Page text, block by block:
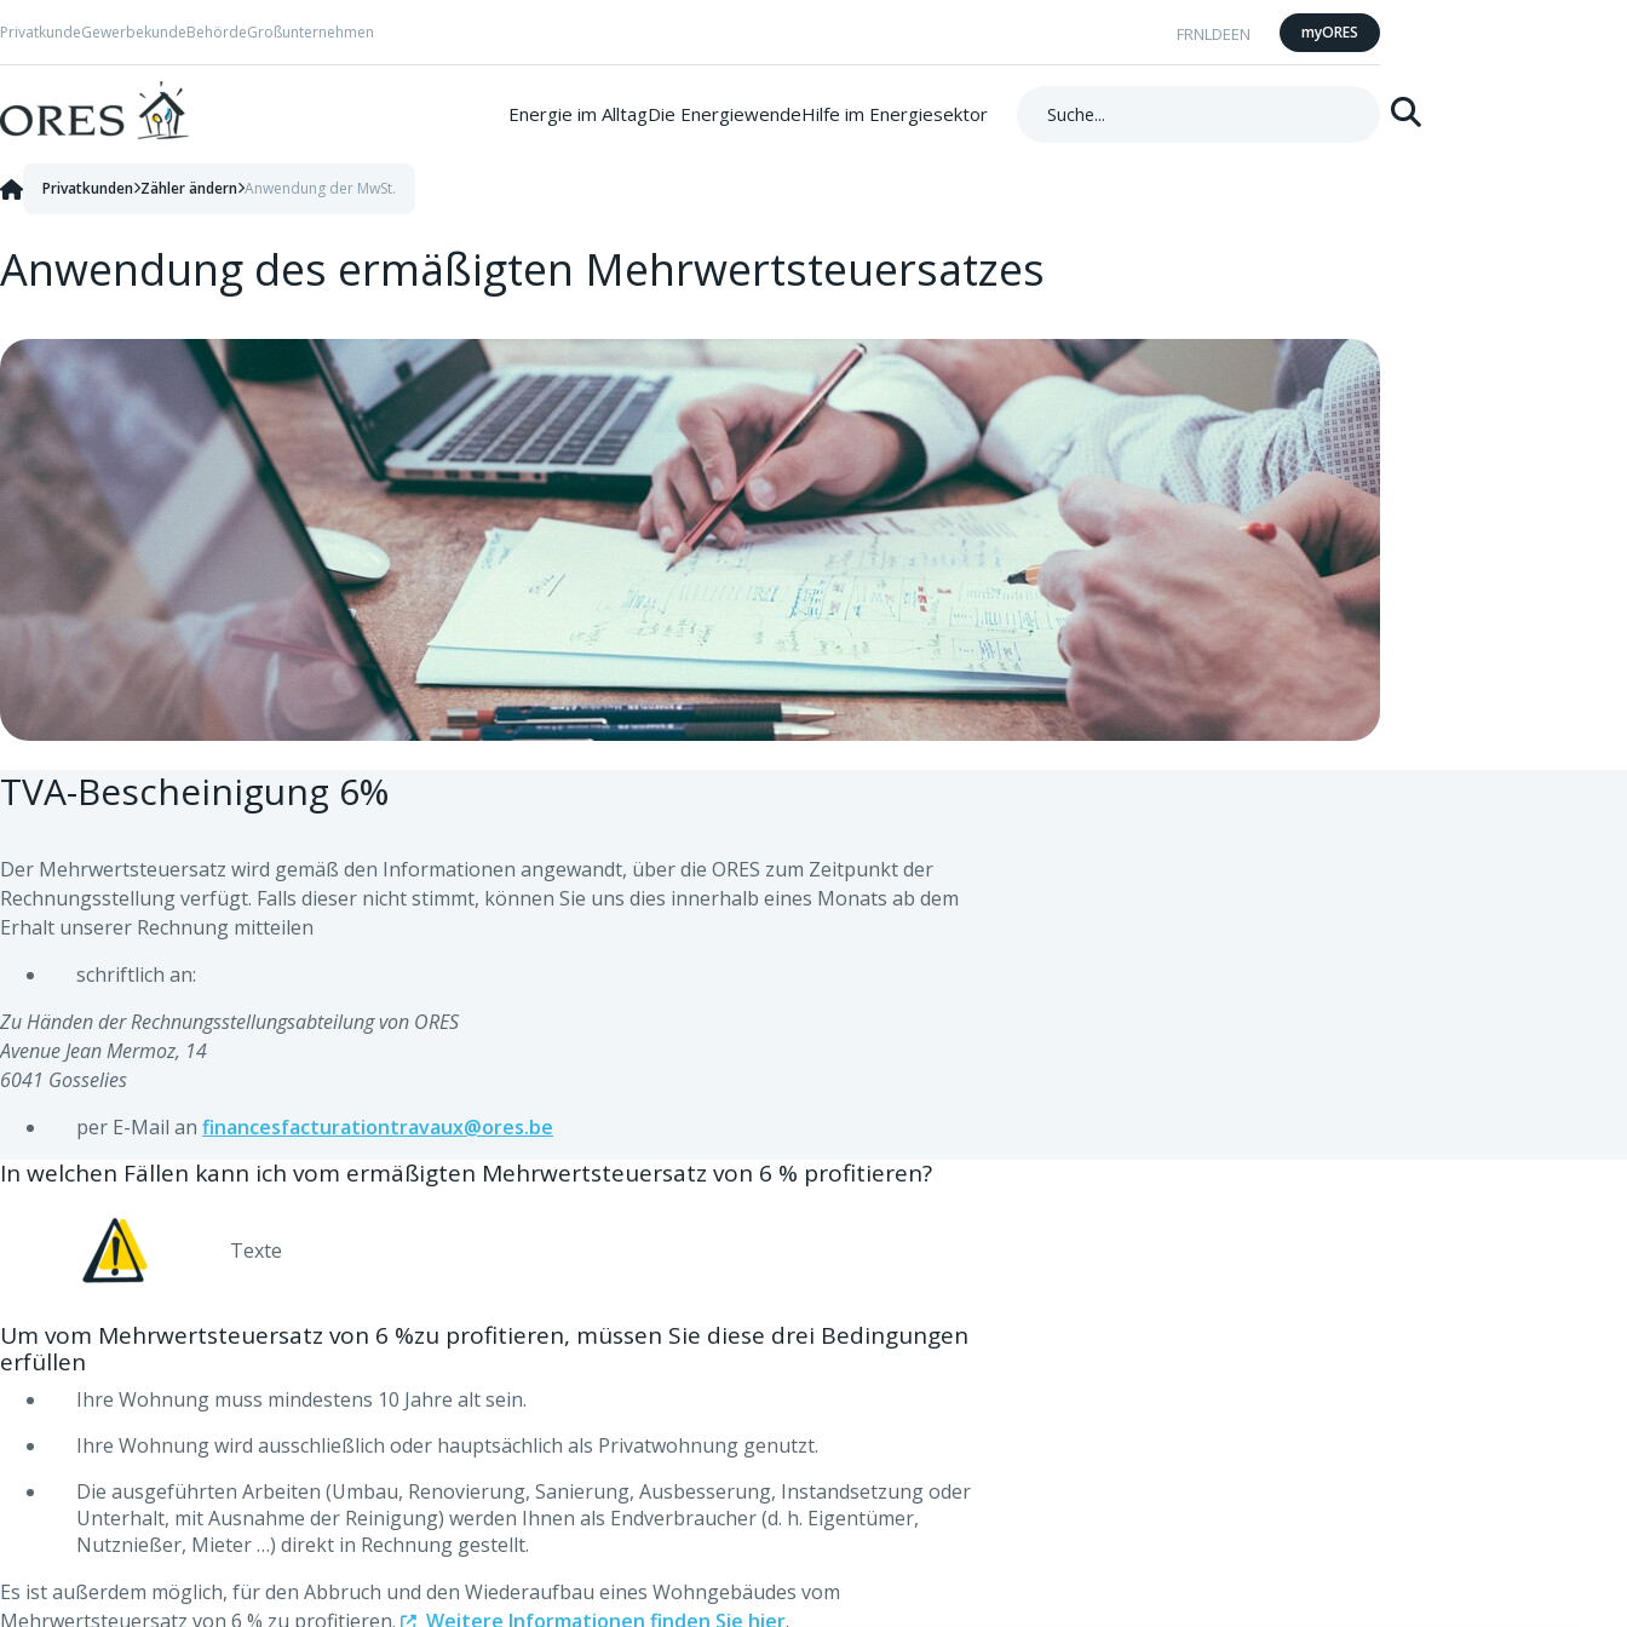
Energie im AlltagDie EnergiewendeHilfe im Energiesektor Suchen
PrivatkundeGewerbekundeBehördeGroßunternehmen FRNL DEEN myORES
Anwendung des ermäßigten Mehrwertsteuersatzes
Privatkunden Zähler ändern Anwendung der MwSt.
TVA-Bescheinigung 6%
Der Mehrwertsteuersatz wird gemäß den Informationen angewandt, über die ORES zum Zeitpunkt der
Rechnungsstellung verfügt. Falls dieser nicht stimmt, können Sie uns dies innerhalb eines Monats ab dem
Erhalt unserer Rechnung mitteilen
schriftlich an:
Zu Händen der Rechnungsstellungsabteilung von ORES
Avenue Jean Mermoz, 14
6041 Gosselies
per E-Mail an financesfacturationtravaux@ores.be
In welchen Fällen kann ich vom ermäßigten Mehrwertsteuersatz von 6 % profitieren?
Texte
Um vom Mehrwertsteuersatz von 6 %zu profitieren, müssen Sie diese drei Bedingungen
erfüllen
Ihre Wohnung muss mindestens 10 Jahre alt sein.
Ihre Wohnung wird ausschließlich oder hauptsächlich als Privatwohnung genutzt.
Die ausgeführten Arbeiten (Umbau, Renovierung, Sanierung, Ausbesserung, Instandsetzung oder
Unterhalt, mit Ausnahme der Reinigung) werden Ihnen als Endverbraucher (d. h. Eigentümer,
Nutznießer, Mieter …) direkt in Rechnung gestellt.
Es ist außerdem möglich, für den Abbruch und den Wiederaufbau eines Wohngebäudes vom
Mehrwertsteuersatz von 6 % zu profitieren.
Weitere Informationen finden Sie hier.